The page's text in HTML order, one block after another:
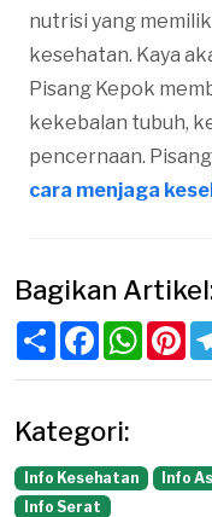
nutrisi yang
kesehatan. Kaya
Pisang Kepok
kekebalan tubuh,
pencernaan.
cara menjaga
Bagikan
ShareFacebook
Kategori:
Info Kesehatan Info
Info Serat